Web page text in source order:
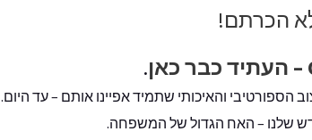
הכרתם!
.
הספורטיבי והאיכותי שתמיד אפיינו אותם – עד היום.